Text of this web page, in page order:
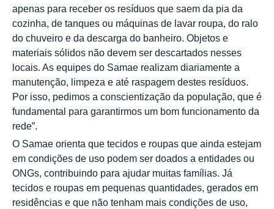
apenas para receber os resíduos que saem da pia da
cozinha, de tanques ou máquinas de lavar roupa, do ralo
do chuveiro e da descarga do banheiro. Objetos e
materiais sólidos não devem ser descartados nesses
locais. As equipes do Samae realizam diariamente a
manutenção, limpeza e até raspagem destes resíduos.
Por isso, pedimos a conscientização da população, que é
fundamental para garantirmos um bom funcionamento da
rede”.
O Samae orienta que tecidos e roupas que ainda estejam
em condições de uso podem ser doados a entidades ou
ONGs, contribuindo para ajudar muitas famílias. Já
tecidos e roupas em pequenas quantidades, gerados em
residências e que não tenham mais condições de uso,